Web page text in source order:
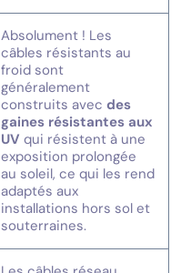
Absolument ! Les
câbles résistants au
froid sont
généralement
construits avec des
gaines résistantes aux
UV qui résistent à une
exposition prolongée
au soleil, ce qui les rend
adaptés aux
installations hors sol et
souterraines.